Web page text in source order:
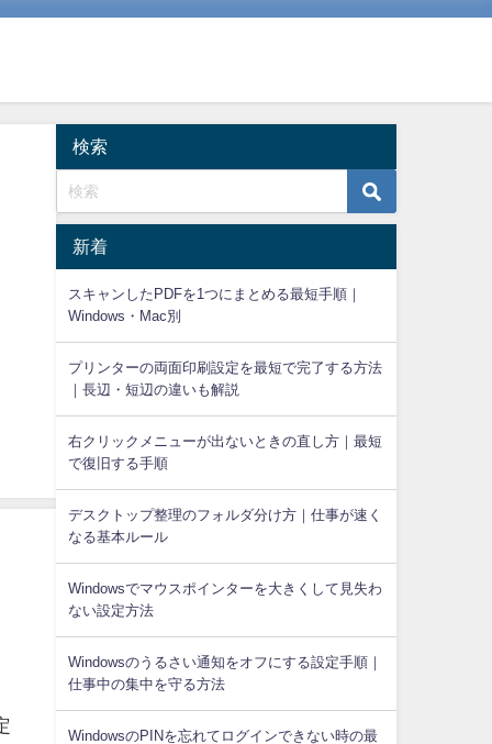
検索
新着
スキャンしたPDFを1つにまとめる最短手順｜
Windows・Mac別
プリンターの両面印刷設定を最短で完了する方法
｜長辺・短辺の違いも解説
右クリックメニューが出ないときの直し方｜最短
で復旧する手順
デスクトップ整理のフォルダ分け方｜仕事が速く
なる基本ルール
Windowsでマウスポインターを大きくして見失わ
ない設定方法
Windowsのうるさい通知をオフにする設定手順｜
仕事中の集中を守る方法
WindowsのPINを忘れてログインできない時の最